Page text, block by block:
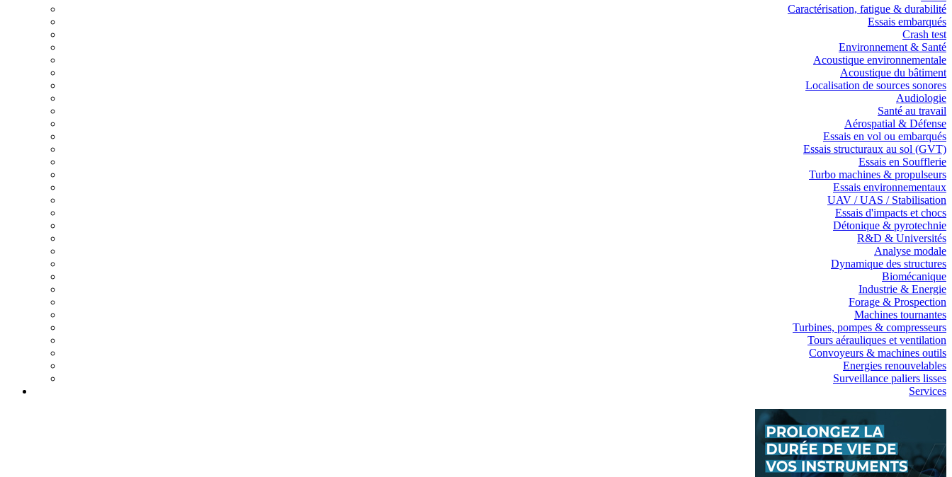
Caractérisation, fatigue & durabilité
Essais embarqués
Crash test
Environnement & Santé
Acoustique environnementale
Acoustique du bâtiment
Localisation de sources sonores
Audiologie
Santé au travail
Aérospatial & Défense
Essais en vol ou embarqués
Essais structuraux au sol (GVT)
Essais en Soufflerie
Turbo machines & propulseurs
Essais environnementaux
UAV / UAS / Stabilisation
Essais d'impacts et chocs
Détonique & pyrotechnie
R&D & Universités
Analyse modale
Dynamique des structures
Biomécanique
Industrie & Energie
Forage & Prospection
Machines tournantes
Turbines, pompes & compresseurs
Tours aérauliques et ventilation
Convoyeurs & machines outils
Energies renouvelables
Surveillance paliers lisses
Services